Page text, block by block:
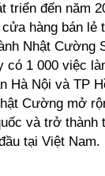
triển đến năm
hàng bán lẻ
Nhật Cường
có 1 000 việc
Hà Nội và TP
Cường mở
và trở thành
tại Việt Nam.